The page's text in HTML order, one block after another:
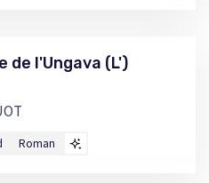
de l'Ungava (L')
Roman